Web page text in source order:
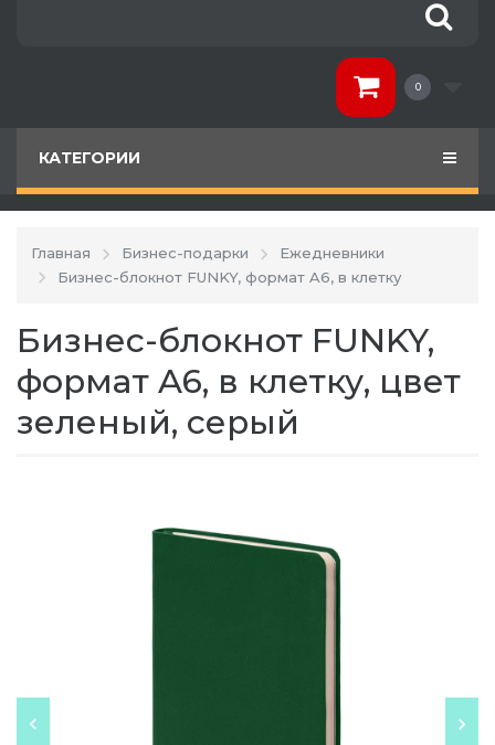
0
КАТЕГОРИИ
Главная Бизнес-подарки
Ежедневники
Бизнес-блокнот FUNKY, формат A6, в клетку
Бизнес-блокнот FUNKY,
формат A6, в клетку, цвет
зеленый, серый